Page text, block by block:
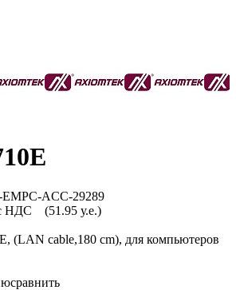
ACC-29289
НДС (51.95 у.е.)
(LAN cable,180 cm), для компьютеров
сравнить